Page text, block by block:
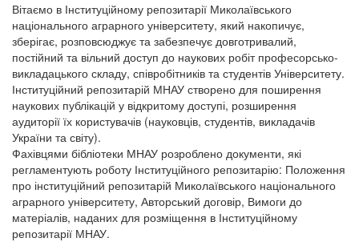
Вітаємо в Інституційному репозитарії Миколаївського
національного аграрного університету, який накопичує,
зберігає, розповсюджує та забезпечує довготривалий,
постійний та вільний доступ до наукових робіт професорсько-
викладацького складу, співробітників та студентів Університету.
Інституційний репозитарій МНАУ створено для поширення
наукових публікацій у відкритому доступі, розширення
аудиторії їх користувачів (науковців, студентів, викладачів
України та світу).
Фахівцями бібліотеки МНАУ розроблено документи, які
регламентують роботу Інституційного репозитарію: Положення
про інституційний репозитарій Миколаївського національного
аграрного університету, Авторський договір, Вимоги до
матеріалів, наданих для розміщення в Інституційному
репозитарії МНАУ.